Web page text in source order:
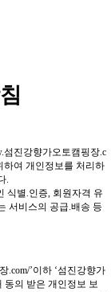
섬진강향가오토캠핑장.c
하여 개인정보를 처리하
.
식별.인증, 회원자격 유
서비스의 공급.배송 등
’이하 ‘섬진강향가
동의 받은 개인정보 보